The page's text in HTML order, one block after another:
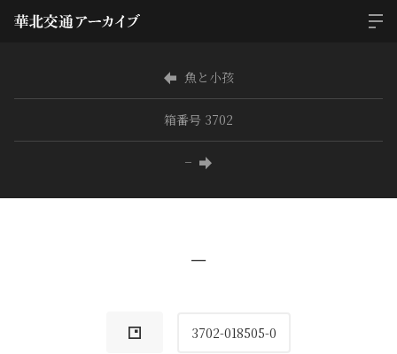
魚と小孩
箱番号 3702
−
−
3702-018505-0